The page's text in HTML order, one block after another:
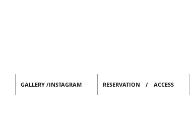
GALLERY /INSTAGRAM RESERVATION / ACCESS